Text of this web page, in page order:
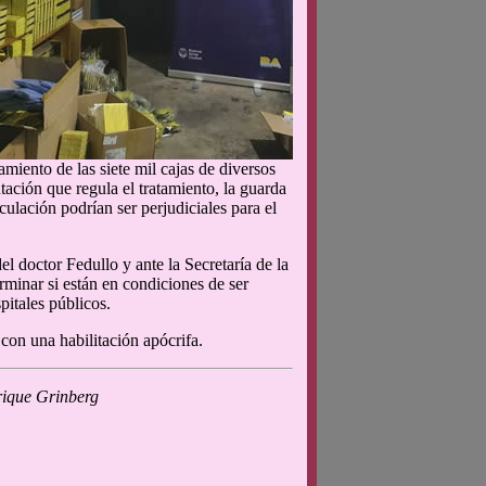
de las siete mil cajas de diversos
que regula el tratamiento, la guarda
podrían ser perjudiciales para el
doctor Fedullo y ante la Secretaría de la
si están en condiciones de ser
públicos.
una habilitación apócrifa.
Grinberg